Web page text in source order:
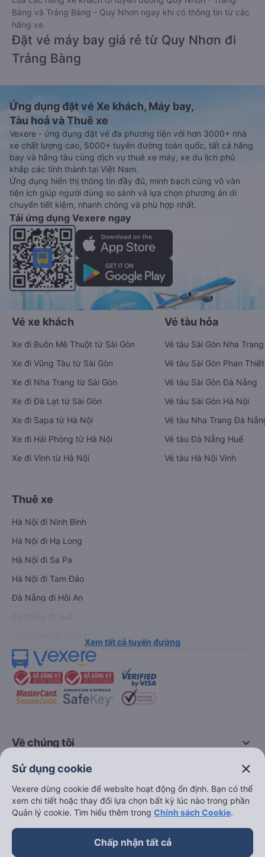
đăng ký. Đến ngày đi, quý khách vui lòng có mặt tại điểm đón
trước 30 phút giờ khởi hành để chuẩn bị lên xe. Để kiểm tra
tình trạng vé xe đi Trảng Bàng - Tây Ninh từ Quy Nhơn - Bình
Định đã đặt, quý khách vui lòng truy cập
https://vexere.com/vi-VN/booking/ticketinfo
Đặt vé xe Tết 2027 từ Quy Nhơn đi
Trảng Bàng
Vé xe tết 2027 từ Quy Nhơn đi Trảng Bàng vẫn chưa được
công bố. Vexere.com sẽ sớm thông báo cho các bạn thông tin
vé xe Tết 2027 bao gồm giá vé, lịch trình, ngày giờ bán vé
của các hãng xe khách đi tuyến đường Quy Nhơn - Trảng
Bàng và Trảng Bàng - Quy Nhơn ngay khi có thông tin từ các
hãng xe.
Đặt vé máy bay giá rẻ từ Quy Nhơn đi
Trảng Bàng
Ứng dụng đặt vé Xe khách, Máy bay,
Tàu hoả và Thuê xe
Vexere - ứng dụng đặt vé đa phương tiện với hơn 3000+ nhà
xe chất lượng cao, 5000+ tuyến đường toàn quốc, tất cả hãng
khắp các tỉnh thành tại Việt Nam.
tiện ích giúp người dùng so sánh và lựa chọn phương án di
chuyển tiết kiệm, nhanh chóng và phù hợp nhất.
Tải ứng dụng Vexere ngay
Vé xe khách
Xe đi Buôn Mê Thuột từ Sài Gòn
Xe đi Vũng Tàu từ Sài Gòn
Xe đi Nha Trang từ Sài Gòn
Xe đi Đà Lạt từ Sài Gòn
Xe đi Sapa từ Hà Nội
Thuê xe
Hà Nội đi Ninh Bình
Hà Nội đi Tam Đảo
Đà Nẵng đi Hội An
Đà Nẵng đi Huế
Hải Phòng đi Hà Nội
Xem tất cả tuyến đường
Sử dụng cookie close
Vexere dùng cookie để website hoạt động ổn định. Bạn có thể
xem chi tiết hoặc thay đổi lựa chọn bất kỳ lúc nào trong phần
Quản lý cookie. Tìm hiểu thêm trong Chính sách Cookie.
Chấp nhận tất cả